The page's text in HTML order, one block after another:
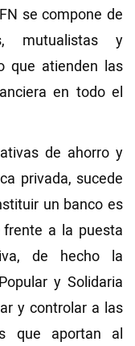
se compone de
mutualistas y
que atienden las
en todo el
de ahorro y
privada, sucede
un banco es
a la puesta
de hecho la
y Solidaria
y controlar a las
que aportan al